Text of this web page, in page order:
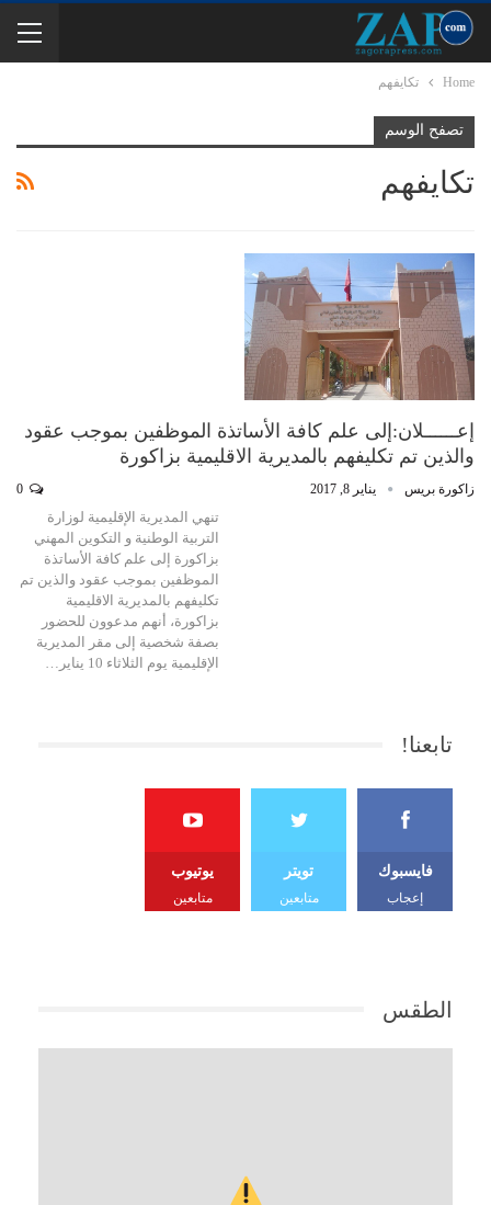
Home تكايفهم
تصفح الوسم
تكايفهم
إعــــــلان:إلى علم كافة الأساتذة الموظفين بموجب عقود
والذين تم تكليفهم بالمديرية الاقليمية بزاكورة
زاكورة بريس يناير 8, 2017
تنهي المديرية الإقليمية لوزارة
التربية الوطنية و التكوين المهني
بزاكورة إلى علم كافة الأساتذة
الموظفين بموجب عقود والذين تم
تكليفهم بالمديرية الاقليمية
بزاكورة، أنهم مدعوون للحضور
بصفة شخصية إلى مقر المديرية
الإقليمية يوم الثلاثاء 10 يناير…
تابعنا!
فايسبوك
إعجاب
تويتر
متابعين
يوتيوب
متابعين
الطقس